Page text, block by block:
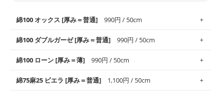
綿100 オックス [厚み＝普通] 990円 / 50cm
使いやすさNo.1！しなやかさと適度な張りを併せ持ち、通気性の
高さがオックス生地の特徴です。当サイトのオックス生地は、
般にお使いいただけます。
綿100 ダブルガーゼ [厚み＝普通] 990円 / 50cm
柔らかくふんわりとした肌触りが特徴です。ベビー用品やハンカ
チなど直接肌に触れるアイテムに最適です。高い吸湿性・通気性
綿100 ローン [厚み＝薄] 990円 / 50cm
綿75麻25 ビエラ [厚み＝普通] 1,100円 / 50cm